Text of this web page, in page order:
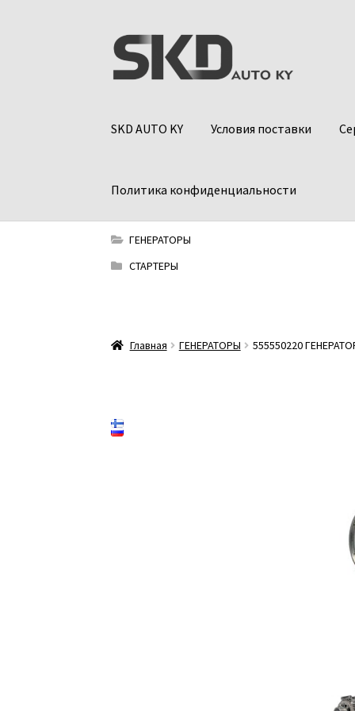
Перейти
к
навигации
Перейти
к
содержимому
SKD AUTO KY Условия поставки
Политика конфиденциальности
ГЕНЕРАТОРЫ
СТАРТЕРЫ
Главная ГЕНЕРАТОРЫ 555550220